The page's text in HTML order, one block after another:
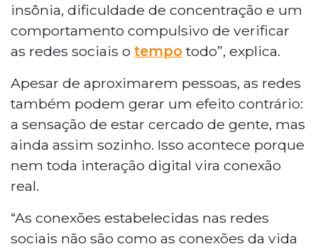
insônia, dificuldade de concentração e um
comportamento compulsivo de verificar
as redes sociais o tempo todo”, explica.
Apesar de aproximarem pessoas, as redes
também podem gerar um efeito contrário:
a sensação de estar cercado de gente, mas
ainda assim sozinho. Isso acontece porque
nem toda interação digital vira conexão
real.
“As conexões estabelecidas nas redes
sociais não são como as conexões da vida